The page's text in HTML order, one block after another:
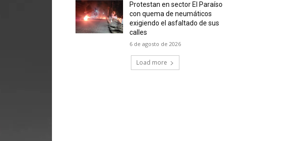
Protestan en sector El Paraíso
con quema de neumáticos
exigiendo el asfaltado de sus
calles
6 de agosto de 2026
Load more